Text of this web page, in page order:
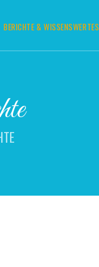
BERICHTE & WISSENSWERTES